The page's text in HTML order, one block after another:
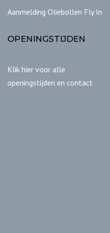
Aanmelding Oliebollen Fly In
OPENINGSTIJDEN
Klik hier voor alle
openingstijden en contact